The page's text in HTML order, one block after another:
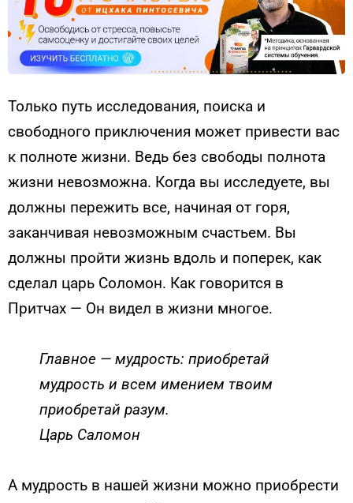
Только путь исследования, поиска и
свободного приключения может привести вас
к полноте жизни. Ведь без свободы полнота
жизни невозможна. Когда вы исследуете, вы
должны пережить все, начиная от горя,
заканчивая невозможным счастьем. Вы
должны пройти жизнь вдоль и поперек, как
сделал царь Соломон. Как говорится в
Притчах — Он видел в жизни многое.
Главное — мудрость: приобретай
мудрость и всем имением твоим
приобретай разум.
Царь Саломон
А мудрость в нашей жизни можно приобрести